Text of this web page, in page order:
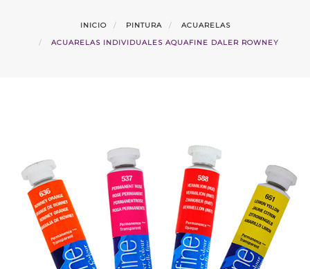
INICIO PINTURA
ACUARELAS
ACUARELAS INDIVIDUALES AQUAFINE DALER ROWNEY